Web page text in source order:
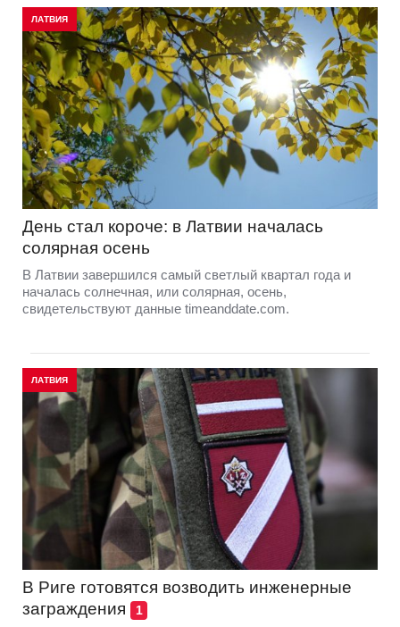
ЛАТВИЯ
День стал короче: в Латвии началась
солярная осень
В Латвии завершился самый светлый квартал года и
началась солнечная, или солярная, осень,
свидетельствуют данные timeanddate.com.
ЛАТВИЯ
В Риге готовятся возводить инженерные
заграждения
1